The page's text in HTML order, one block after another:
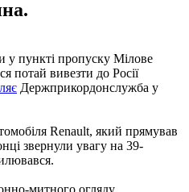
пункті пропуску Мілове
потай вивезти до Росії
Держприкордонслужба у
Renault, який прямував
звернули увагу на 39-
митного огляду